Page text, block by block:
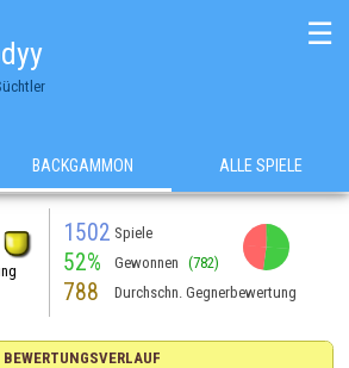
☰
BACKGAMMON ALLE SPIELE
1502 Spiele
52% Gewonnen (782)
788 Durchschn. Gegnerbewertung
BEWERTUNGSVERLAUF